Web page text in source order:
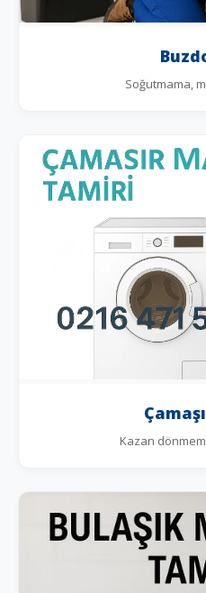
Soğutmama,
Kazan